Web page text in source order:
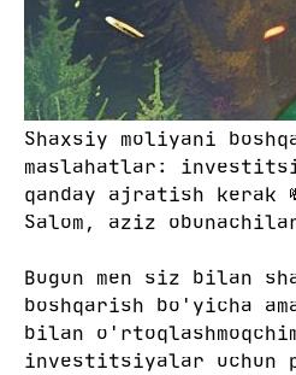
Shaxsiy moliyani
maslahatlar:
qanday ajratish kerak
Salom, aziz
Bugun men siz bilan
boshqarish bo'yicha
bilan
investitsiyalar uchun